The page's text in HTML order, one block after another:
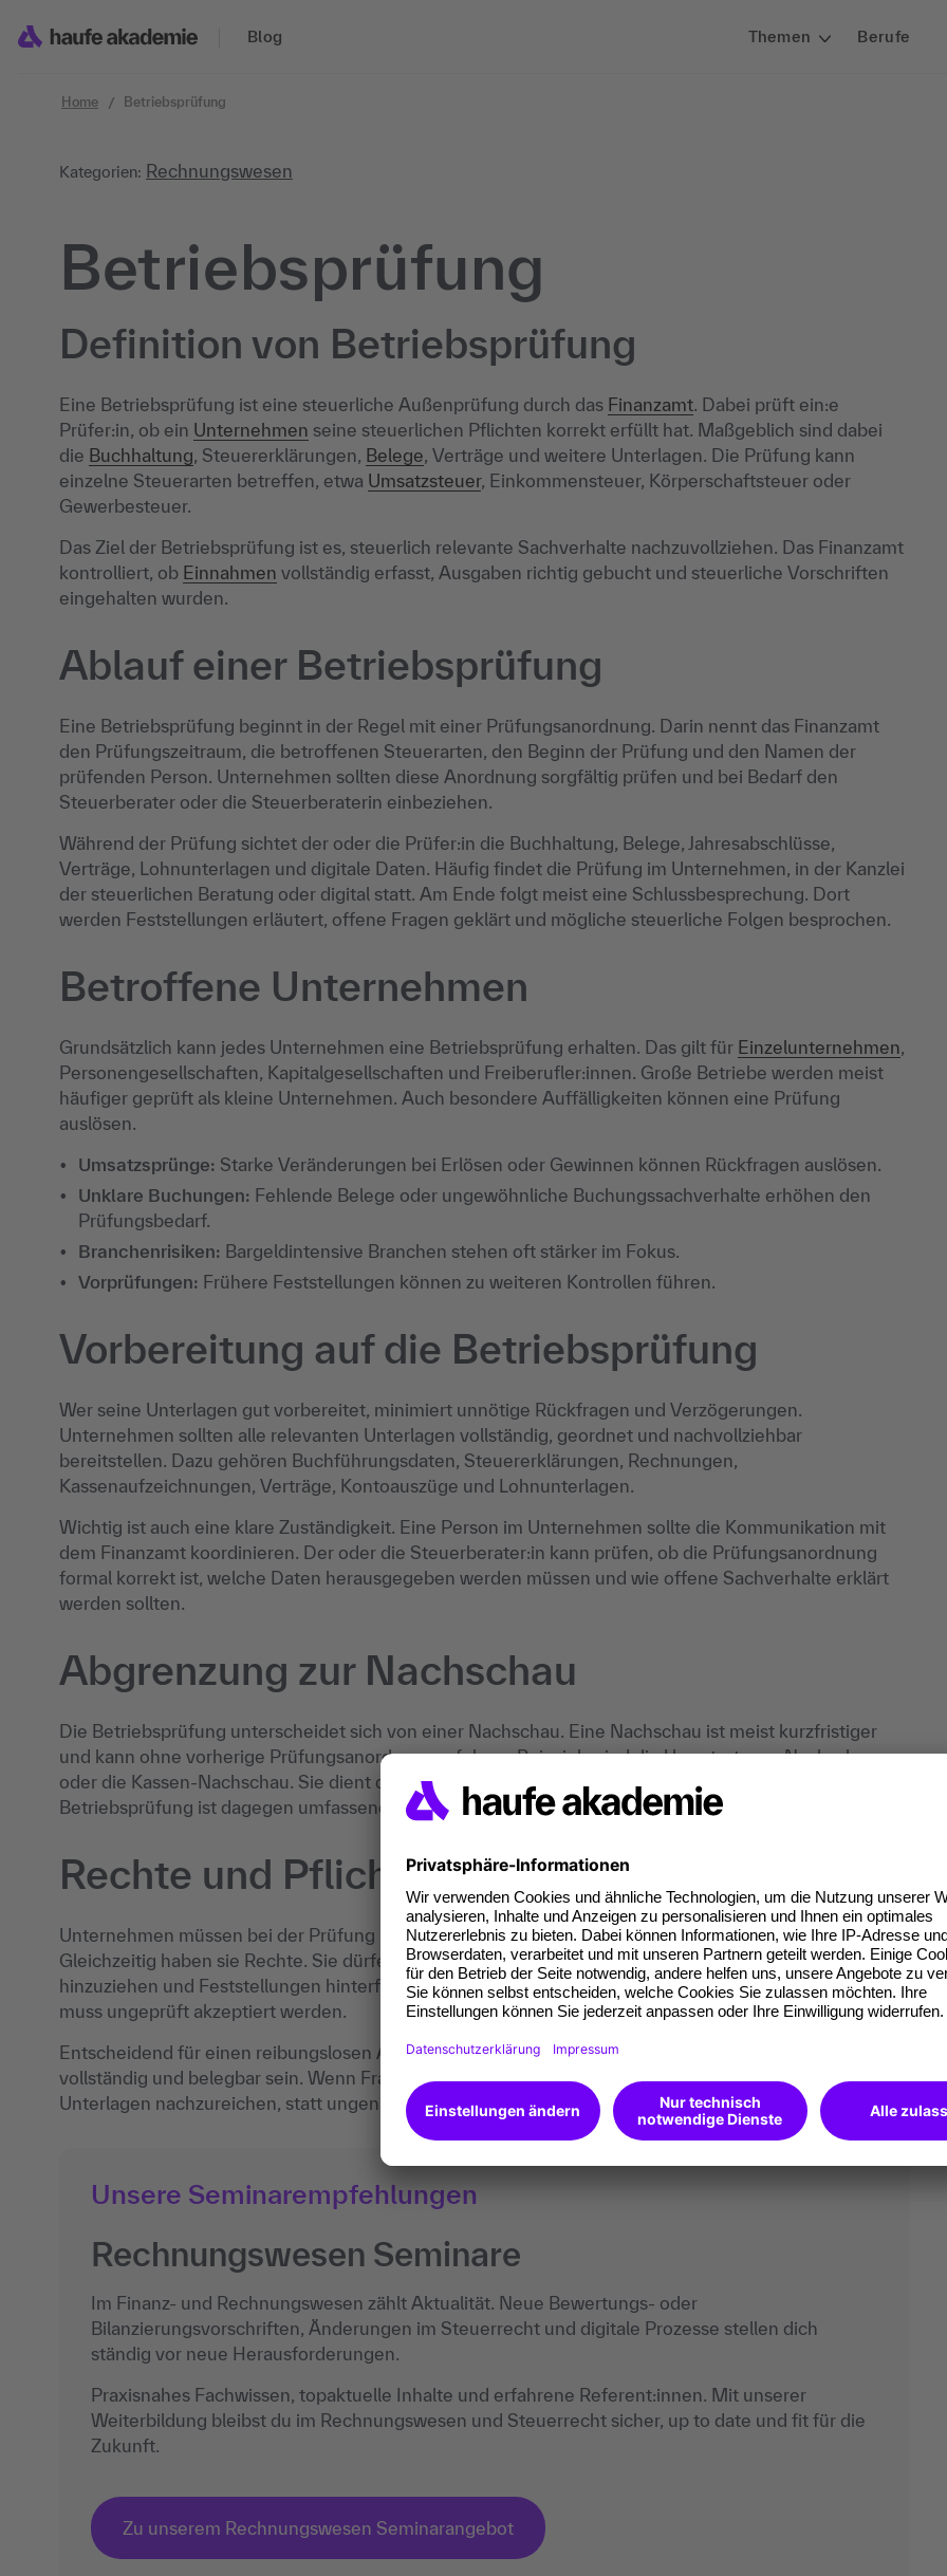
Blog
Themen Berufe
Home Betriebsprüfung
Kategorien: Rechnungswesen
Betriebsprüfung
Definition von Betriebsprüfung
Eine Betriebsprüfung ist eine steuerliche Außenprüfung durch das Finanzamt. Dabei prüft ein:e
Prüfer:in, ob ein Unternehmen seine steuerlichen Pflichten korrekt erfüllt hat. Maßgeblich sind dabei
die Buchhaltung, Steuererklärungen, Belege, Verträge und weitere Unterlagen. Die Prüfung kann
einzelne Steuerarten betreffen, etwa Umsatzsteuer, Einkommensteuer, Körperschaftsteuer oder
Gewerbesteuer.
Das Ziel der Betriebsprüfung ist es, steuerlich relevante Sachverhalte nachzuvollziehen. Das Finanzamt
kontrolliert, ob Einnahmen vollständig erfasst, Ausgaben richtig gebucht und steuerliche Vorschriften
eingehalten wurden.
Ablauf einer Betriebsprüfung
Eine Betriebsprüfung beginnt in der Regel mit einer Prüfungsanordnung. Darin nennt das Finanzamt
den Prüfungszeitraum, die betroffenen Steuerarten, den Beginn der Prüfung und den Namen der
prüfenden Person. Unternehmen sollten diese Anordnung sorgfältig prüfen und bei Bedarf den
Steuerberater oder die Steuerberaterin einbeziehen.
Während der Prüfung sichtet der oder die Prüfer:in die Buchhaltung, Belege, Jahresabschlüsse,
Verträge, Lohnunterlagen und digitale Daten. Häufig findet die Prüfung im Unternehmen, in der Kanzlei
der steuerlichen Beratung oder digital statt. Am Ende folgt meist eine Schlussbesprechung. Dort
werden Feststellungen erläutert, offene Fragen geklärt und mögliche steuerliche Folgen besprochen.
Betroffene Unternehmen
Grundsätzlich kann jedes Unternehmen eine Betriebsprüfung erhalten. Das gilt für Einzelunternehmen,
Personengesellschaften, Kapitalgesellschaften und Freiberufler:innen. Große Betriebe werden meist
häufiger geprüft als kleine Unternehmen. Auch besondere Auffälligkeiten können eine Prüfung
auslösen.
Umsatzsprünge: Starke Veränderungen bei Erlösen oder Gewinnen können Rückfragen auslösen.
Unklare Buchungen: Fehlende Belege oder ungewöhnliche Buchungssachverhalte erhöhen den
Prüfungsbedarf.
Branchenrisiken: Bargeldintensive Branchen stehen oft stärker im Fokus.
Vorprüfungen: Frühere Feststellungen können zu weiteren Kontrollen führen.
Vorbereitung auf die Betriebsprüfung
Wer seine Unterlagen gut vorbereitet, minimiert unnötige Rückfragen und Verzögerungen.
Unternehmen sollten alle relevanten Unterlagen vollständig, geordnet und nachvollziehbar
bereitstellen. Dazu gehören Buchführungsdaten, Steuererklärungen, Rechnungen,
Kassenaufzeichnungen, Verträge, Kontoauszüge und Lohnunterlagen.
Wichtig ist auch eine klare Zuständigkeit. Eine Person im Unternehmen sollte die Kommunikation mit
dem Finanzamt koordinieren. Der oder die Steuerberater:in kann prüfen, ob die Prüfungsanordnung
formal korrekt ist, welche Daten herausgegeben werden müssen und wie offene Sachverhalte erklärt
werden sollten.
Abgrenzung zur Nachschau
Die Betriebsprüfung unterscheidet sich von einer Nachschau. Eine Nachschau ist meist kurzfristiger
und kann ohne vorherige Prüfungsanordnung erfolgen. Beispiele sind die Umsatzsteuer-Nachschau
oder die Kassen-Nachschau. Sie dient dazu, bestimmte Sachverhalte direkt zu kontrollieren. Eine
Betriebsprüfung ist dagegen umfassender, stärker formalisiert und betrifft häufig mehrere Jahre.
Rechte und Pflichten während der Prüfung
Unternehmen müssen bei der Prüfung mitwirken und relevante Unterlagen zugänglich machen.
Gleichzeitig haben sie Rechte. Sie dürfen Auskünfte nachvollziehbar einordnen, steuerliche Beratung
hinzuziehen und Feststellungen hinterfragen. Nicht jede Einschätzung des Prüfers oder der Prüferin
muss ungeprüft akzeptiert werden.
Entscheidend für einen reibungslosen Ablauf ist ein sachlicher Austausch. Antworten sollten klar,
vollständig und belegbar sein. Wenn Fragen nicht sofort geklärt werden können, ist es besser,
Unterlagen nachzureichen, statt ungenaue Angaben zu machen.
Unsere Seminarempfehlungen
Rechnungswesen Seminare
Im Finanz- und Rechnungswesen zählt Aktualität. Neue Bewertungs- oder
Bilanzierungsvorschriften, Änderungen im Steuerrecht und digitale Prozesse stellen dich
ständig vor neue Herausforderungen.
Praxisnahes Fachwissen, topaktuelle Inhalte und erfahrene Referent:innen. Mit unserer
Weiterbildung bleibst du im Rechnungswesen und Steuerrecht sicher, up to date und fit für die
Zukunft.
Zu unserem Rechnungswesen Seminarangebot